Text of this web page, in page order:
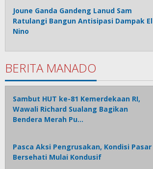
Joune Ganda Gandeng Lanud Sam
Ratulangi Bangun Antisipasi Dampak El
Nino
BERITA MANADO
Sambut HUT ke-81 Kemerdekaan RI,
Wawali Richard Sualang Bagikan
Bendera Merah Pu…
Pasca Aksi Pengrusakan, Kondisi Pasar
Bersehati Mulai Kondusif